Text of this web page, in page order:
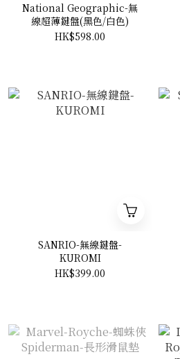
National Geographic-無
線超薄鍵盤(黑色/白色)
HK$598.00
SANRIO-無線鍵盤-
KUROMI
HK$399.00